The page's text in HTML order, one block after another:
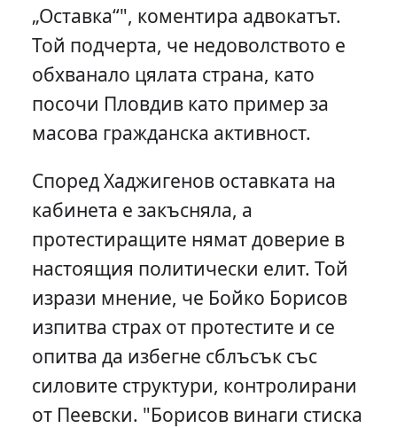
„Оставка“", коментира адвокатът.
Той подчерта, че недоволството е
обхванало цялата страна, като
посочи Пловдив като пример за
масова гражданска активност.
Според Хаджигенов оставката на
кабинета е закъсняла, а
протестиращите нямат доверие в
настоящия политически елит. Той
изрази мнение, че Бойко Борисов
изпитва страх от протестите и се
опитва да избегне сблъсък със
силовите структури, контролирани
от Пеевски. "Борисов винаги стиска